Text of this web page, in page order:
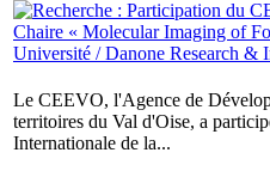
Le CEEVO, l'Agence de
territoires du Val d'Oise, a
Internationale de la...